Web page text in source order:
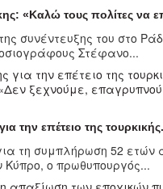
«Καλώ τους πολίτες να
συνέντευξης του στο
Στέφανο...
την επέτειο της
τη συμπλήρωση 52 ετών
Κύπρο, ο πρωθυπουργός...